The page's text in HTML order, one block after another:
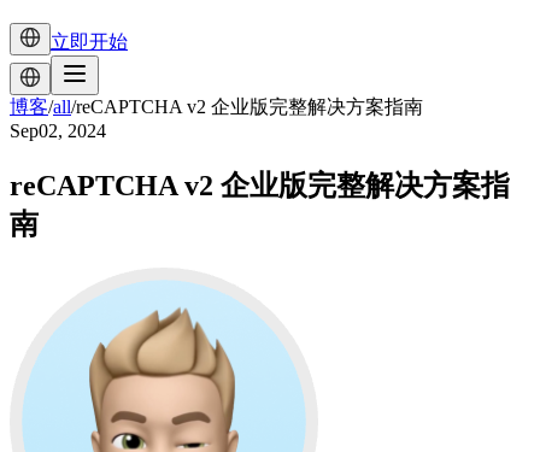
立即开始
博客/all/reCAPTCHA v2 企业版完整解决方案指南
Sep02, 2024
reCAPTCHA v2 企业版完整解决方案指
南